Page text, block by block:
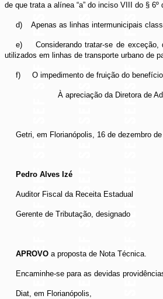
de que trata a alínea “a” do inciso VIII do § 6º
d) Apenas as linhas intermunicipais
e)
Considerando tratar-se de
utilizados em linhas de transporte urbano de
f) O impedimento de fruição do
À apreciação da Diretora de
Getri, em Florianópolis, 16 de dezembro de
Pedro Alves Izé
Auditor Fiscal da Receita Estadual
Gerente de Tributação, designado
APROVOa proposta de Nota Técnica.
Encaminhe-se para as devidas
Diat, em Florianópolis,